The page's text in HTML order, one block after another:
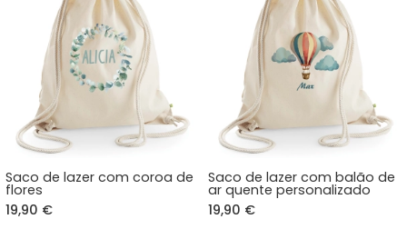
Saco de lazer com coroa de
flores
19,90 €
Saco de lazer com balão de
ar quente personalizado
19,90 €